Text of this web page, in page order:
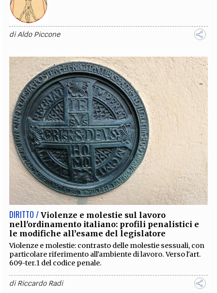
diAldo Piccone
DIRITTO / Violenze e molestie sul lavoro
nell'ordinamento italiano: profili penalistici e
le modifiche all’esame del legislatore
Violenze e molestie: contrasto delle molestie sessuali, con
particolare riferimento all'ambiente di lavoro. Verso l'art.
609-ter.1 del codice penale.
diRiccardo Radi